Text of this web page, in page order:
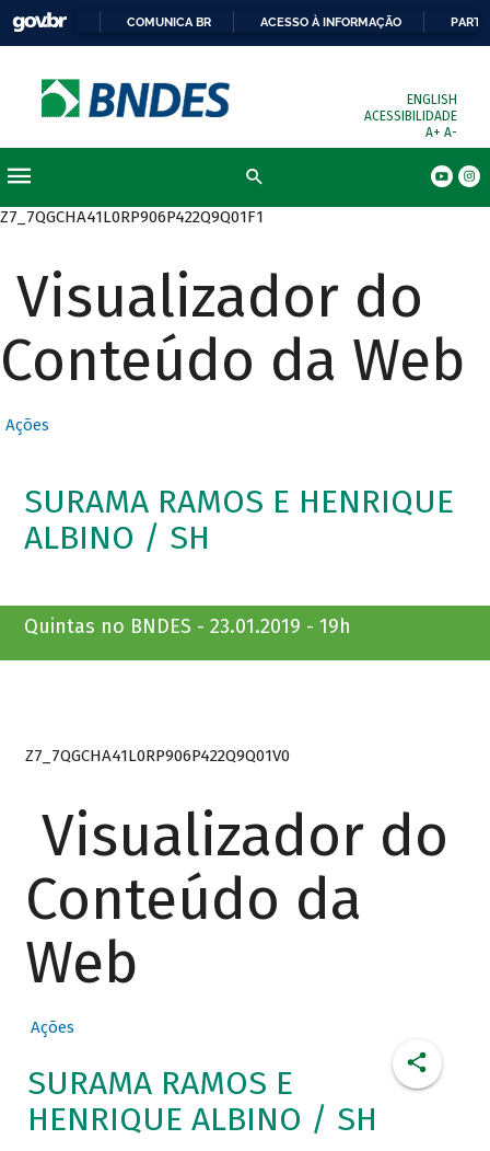
COMUNICA BR ACESSO À INFORMAÇÃO
ENGLISH
ACESSIBILIDADE
A+ A-
Z7_7QGCHA41L0RP906P422Q9Q01F1
Visualizador do
Conteúdo da Web
Ações
SURAMA RAMOS E HENRIQUE
ALBINO / SH
Quintas no BNDES - 23.01.2019 - 19h
Z7_7QGCHA41L0RP906P422Q9Q01V0
Visualizador do
Conteúdo da
Web
Ações
SURAMA RAMOS E
HENRIQUE ALBINO / SH